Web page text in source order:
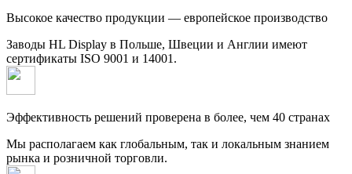
Высокое качество продукции — европейское производство
Заводы HL Display в Польше, Швеции и Англии имеют
сертификаты ISO 9001 и 14001.
Эффективность решений проверена в более, чем 40 странах
Мы располагаем как глобальным, так и локальным знанием
рынка и розничной торговли.